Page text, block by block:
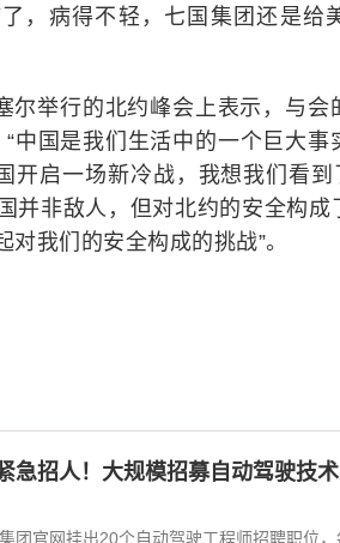
，病得不轻，七国集团还是给
尔举行的北约峰会上表示，与会
中国是我们生活中的一个巨大事
启一场新冷战，我想我们看到
并非敌人，但对北约的安全构
我们的安全构成的挑战”。
急招人！大规模招募自动驾驶技
团官网挂出20个自动驾驶工程师招聘职位，